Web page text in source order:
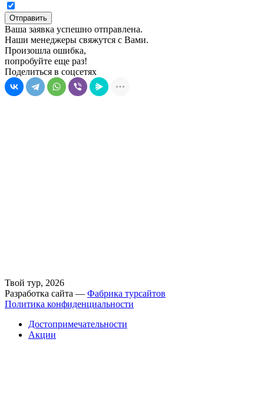
Отправить
Ваша заявка успешно отправлена.
Наши менеджеры свяжутся с Вами.
Произошла ошибка,
попробуйте еще раз!
Поделиться в соцсетях
Твой тур, 2026
Разработка сайта — Фабрика турсайтов
Политика конфиденциальности
Достопримечательности
Акции